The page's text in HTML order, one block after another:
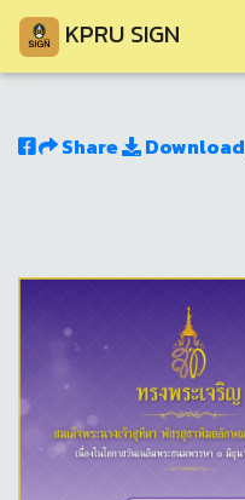
KPRU SIGN
Share Download